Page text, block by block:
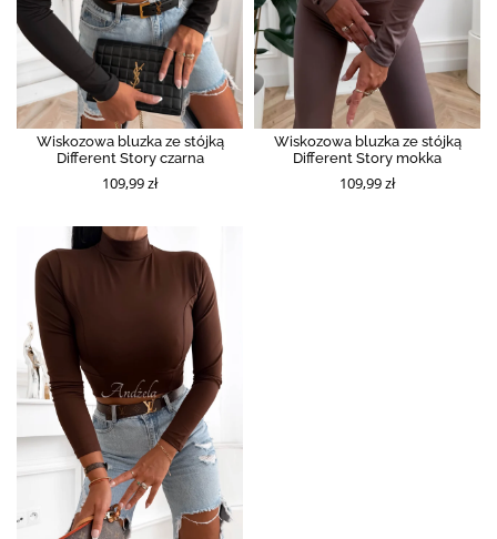
Wiskozowa bluzka ze stójką
Different Story czarna
109,99 zł
Wiskozowa bluzka ze stójką
Different Story mokka
109,99 zł